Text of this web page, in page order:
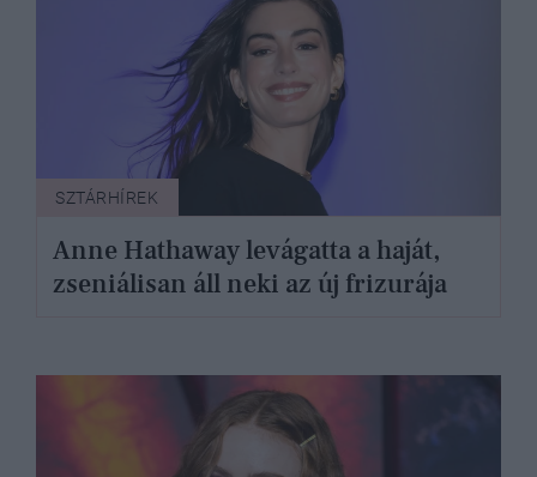
SZTÁRHÍREK
Anne Hathaway levágatta a haját,
zseniálisan áll neki az új frizurája